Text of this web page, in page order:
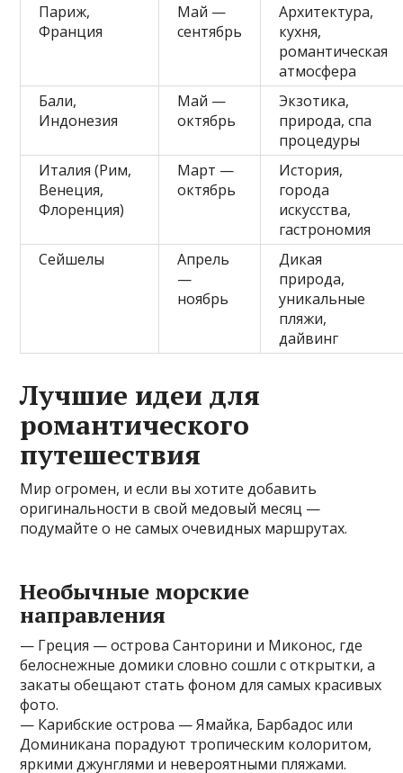
Париж,
Франция
Май —
сентябрь
Архитектура,
кухня,
романтическая
атмосфера
Бали,
Индонезия
Май —
октябрь
Экзотика,
природа, спа
процедуры
Италия (Рим,
Венеция,
Флоренция)
Март —
октябрь
История,
города
искусства,
гастрономия
Сейшелы
Апрель
—
ноябрь
Дикая
природа,
уникальные
пляжи,
дайвинг
Лучшие идеи для
романтического
путешествия
Мир огромен, и если вы хотите добавить
оригинальности в свой медовый месяц —
подумайте о не самых очевидных маршрутах.
Необычные морские
направления
— Греция — острова Санторини и Миконос, где
белоснежные домики словно сошли с открытки, а
закаты обещают стать фоном для самых красивых
фото.
— Карибские острова — Ямайка, Барбадос или
Доминикана порадуют тропическим колоритом,
яркими джунглями и невероятными пляжами.